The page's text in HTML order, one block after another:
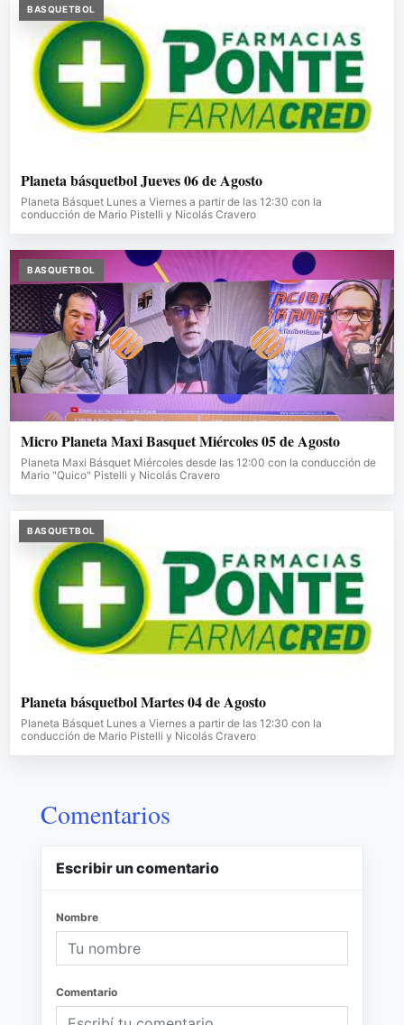
BASQUETBOL
Planeta básquetbol Jueves 06 de Agosto
Planeta Básquet Lunes a Viernes a partir de las 12:30 con la
conducción de Mario Pistelli y Nicolás Cravero
BASQUETBOL
Micro Planeta Maxi Basquet Miércoles 05 de Agosto
Planeta Maxi Básquet Miércoles desde las 12:00 con la conducción de
Mario "Quico" Pistelli y Nicolás Cravero
BASQUETBOL
Planeta básquetbol Martes 04 de Agosto
Planeta Básquet Lunes a Viernes a partir de las 12:30 con la
conducción de Mario Pistelli y Nicolás Cravero
Comentarios
Escribir un comentario
Nombre
Comentario